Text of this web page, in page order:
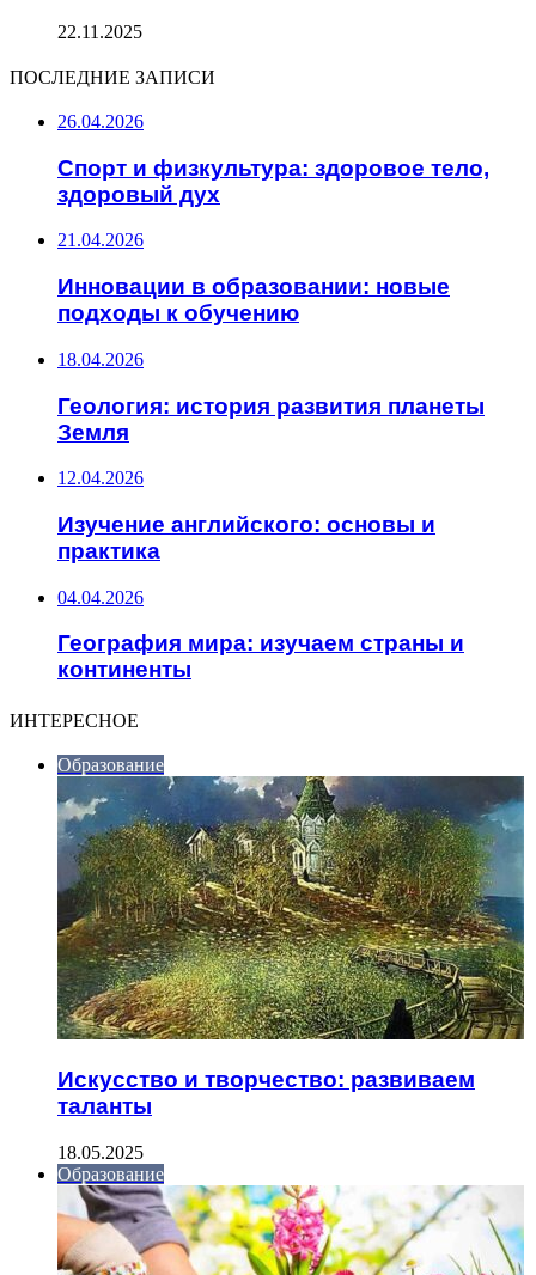
22.11.2025
ПОСЛЕДНИЕ ЗАПИСИ
26.04.2026
Спорт и физкультура: здоровое тело,
здоровый дух
21.04.2026
Инновации в образовании: новые
подходы к обучению
18.04.2026
Геология: история развития планеты
Земля
12.04.2026
Изучение английского: основы и
практика
04.04.2026
География мира: изучаем страны и
континенты
ИНТЕРЕСНОЕ
Образование
Искусство и творчество: развиваем
таланты
18.05.2025
Образование